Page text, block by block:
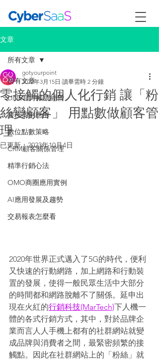
文章
所有文章
LINE官方帳號經營
最佳案例應用
數位點數策略
CRM顧客關係管理
精準行銷心法
OMO商圈應用實例
AI應用發展及趨勢
交易報表怎麼看
所有文章
零接觸的個人化行銷 讓「粉
絲變顧客」 用點數做顧客管
理
gotyourpoint
2022年3月15日 讀畢需時 2 分鐘
已更新：2023年10月4日
2020年世界正式邁入了5G的時代，便利
又快速的行動網路，加上網路和行動裝
置的發展，使得一般民眾生活中大部分
的時間都和網路脫離不了關係。延申出
現在火紅的行銷科技(MarTech)下人機一
體的各式行銷方式，其中，對於品牌企
業而言人人手機上都有的社群網站就變
成品牌與消費者之間，最緊密頻繁的接
觸點。因此在社群網站上的「粉絲」就